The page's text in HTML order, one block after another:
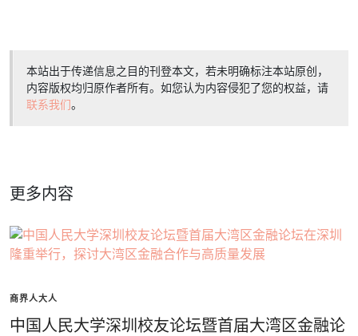
本站出于传递信息之目的刊登本文，若未明确标注本站原创，
内容版权均归原作者所有。如您认为内容侵犯了您的权益，请
联系我们。
更多内容
商界人大人
中国人民大学深圳校友论坛暨首届大湾区金融论